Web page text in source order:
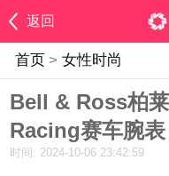
返回
首页 > 女性时尚
Bell & Ross柏
Racing赛车腕表
时间: 2024-10-06 23:42:59